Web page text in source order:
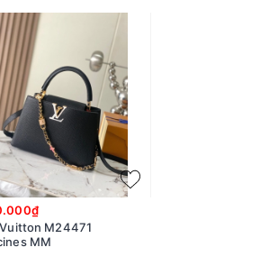
M24471
MM